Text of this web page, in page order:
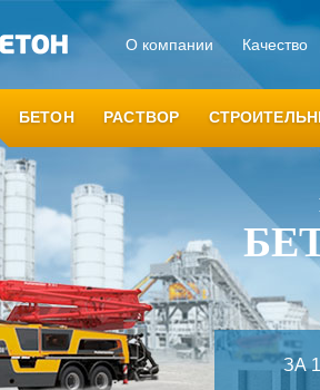
О компании Качество
БЕТОН РАСТВОР
ЗА